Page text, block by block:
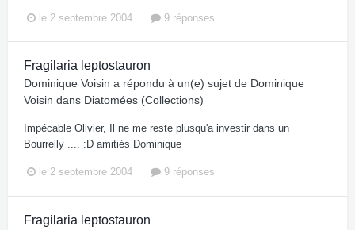
le 2 septembre 2004 9 réponses
Fragilaria leptostauron
Dominique Voisin a répondu à un(e) sujet de Dominique
Voisin dans Diatomées (Collections)
Impécable Olivier, Il ne me reste plusqu'a investir dans un
Bourrelly .... :D amitiés Dominique
le 2 septembre 2004 9 réponses
Fragilaria leptostauron